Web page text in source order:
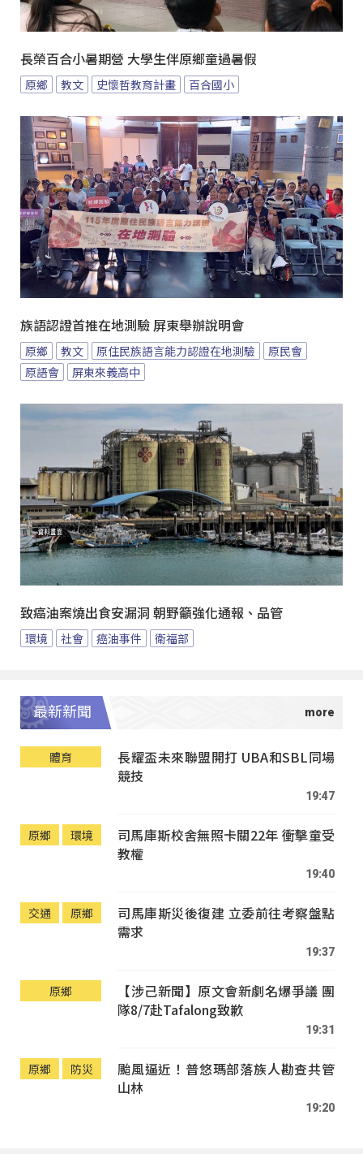
長榮百合小暑期營 大學生伴原鄉童過暑假
原鄉 教文 史懷哲教育計畫 百合國小
族語認證首推在地測驗 屏東舉辦說明會
原鄉 教文 原住民族語言能力認證在地測驗
原民會
原語會
屏東來義高中
致癌油案燒出食安漏洞 朝野籲強化通報、品管
環境 社會 癌油事件 衛福部
最新新聞
體育
長耀盃未來聯盟開打 UBA和SBL同場
競技
19:47
原鄉 環境
司馬庫斯校舍無照卡關22年 衝擊童受
教權
19:40
交通 原鄉
司馬庫斯災後復建 立委前往考察盤點
需求
19:37
原鄉
【涉己新聞】原文會新劇名爆爭議 團
隊8/7赴Tafalong致歉
19:31
原鄉 防災
颱風逼近！普悠瑪部落族人勘查共管
山林
19:20